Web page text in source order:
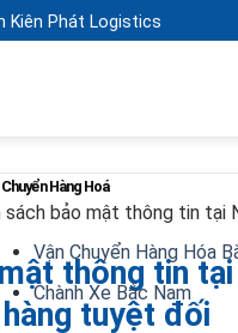
Kiên Phát Logistics
Hàng Hoá
Vận Chuyển Hàng Hóa
Chành Xe Bắc Nam
sách bảo mật thông tin tại
thông tin
tuyệt đối